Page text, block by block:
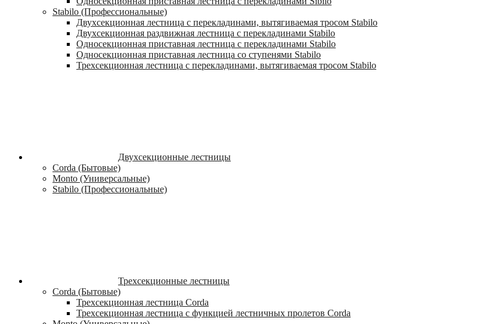
Stabilo (Профессиональные)
Двухсекционная лестница с перекладинами, вытягиваемая тросом Stabilo
Двухсекционная раздвижная лестница с перекладинами Stabilo
Односекционная приставная лестница с перекладинами Stabilo
Односекционная приставная лестница со ступенями Stabilo
Трехсекционная лестница с перекладинами, вытягиваемая тросом Stabilo
Двухсекционные лестницы
Corda (Бытовые)
Monto (Универсальные)
Stabilo (Профессиональные)
Трехсекционные лестницы
Corda (Бытовые)
Трехсекционная лестница Corda
Трехсекционная лестница с функцией лестничных пролетов Corda